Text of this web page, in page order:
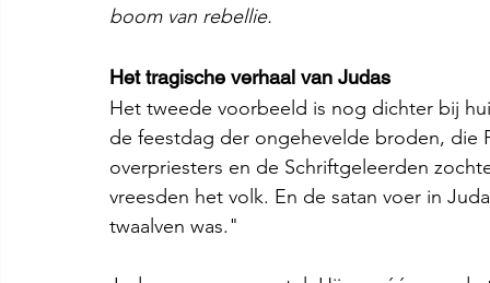
boom van rebellie.
Het tragische verhaal van Judas
Het tweede voorbeeld is nog dichter bij
de feestdag der ongehevelde broden, die
overpriesters en de Schriftgeleerden
vreesden het volk. En de satan voer in
twaalven was."